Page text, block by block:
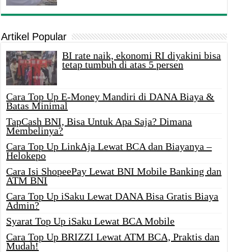
Artikel Popular
BI rate naik, ekonomi RI diyakini bisa
tetap tumbuh di atas 5 persen
Cara Top Up E-Money Mandiri di DANA Biaya &
Batas Minimal
TapCash BNI, Bisa Untuk Apa Saja? Dimana
Membelinya?
Cara Top Up LinkAja Lewat BCA dan Biayanya –
Helokepo
Cara Isi ShopeePay Lewat BNI Mobile Banking dan
ATM BNI
Cara Top Up iSaku Lewat DANA Bisa Gratis Biaya
Admin?
Syarat Top Up iSaku Lewat BCA Mobile
Cara Top Up BRIZZI Lewat ATM BCA, Praktis dan
Mudah!